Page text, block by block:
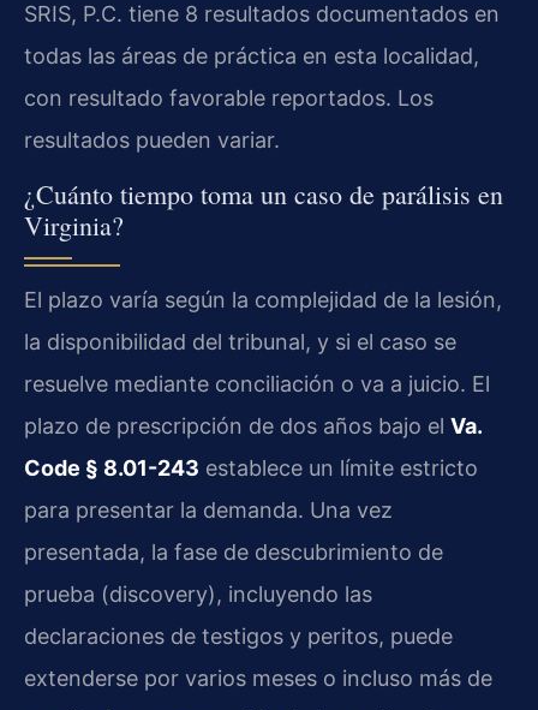
SRIS, P.C. tiene 8 resultados documentados en
todas las áreas de práctica en esta localidad,
con resultado favorable reportados. Los
resultados pueden variar.
¿Cuánto tiempo toma un caso de parálisis en
Virginia?
El plazo varía según la complejidad de la lesión,
la disponibilidad del tribunal, y si el caso se
resuelve mediante conciliación o va a juicio. El
plazo de prescripción de dos años bajo el Va.
Code § 8.01-243 establece un límite estricto
para presentar la demanda. Una vez
presentada, la fase de descubrimiento de
prueba (discovery), incluyendo las
declaraciones de testigos y peritos, puede
extenderse por varios meses o incluso más de